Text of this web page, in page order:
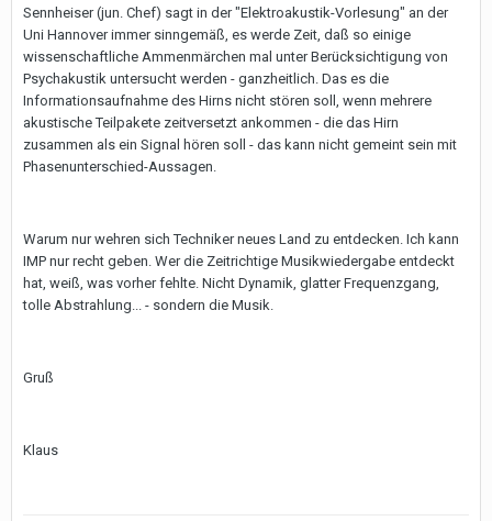
Sennheiser (jun. Chef) sagt in der "Elektroakustik-Vorlesung" an der
Uni Hannover immer sinngemäß, es werde Zeit, daß so einige
wissenschaftliche Ammenmärchen mal unter Berücksichtigung von
Psychakustik untersucht werden - ganzheitlich. Das es die
Informationsaufnahme des Hirns nicht stören soll, wenn mehrere
akustische Teilpakete zeitversetzt ankommen - die das Hirn
zusammen als ein Signal hören soll - das kann nicht gemeint sein mit
Phasenunterschied-Aussagen.
Warum nur wehren sich Techniker neues Land zu entdecken. Ich kann
IMP nur recht geben. Wer die Zeitrichtige Musikwiedergabe entdeckt
hat, weiß, was vorher fehlte. Nicht Dynamik, glatter Frequenzgang,
tolle Abstrahlung... - sondern die Musik.
Gruß
Klaus